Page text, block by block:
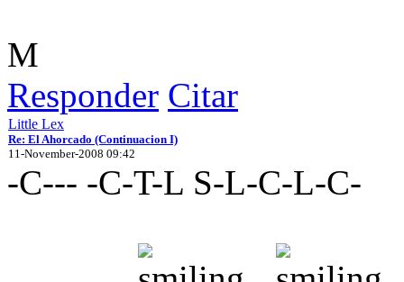
M
Responder Citar
Little Lex
Re: El Ahorcado (Continuacion I)
11-November-2008 09:42
-C--- -C-T-L S-L-C-L-C-